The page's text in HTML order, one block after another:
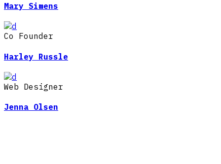
Mary Simens
Co Founder
Harley Russle
Web Designer
Jenna Olsen